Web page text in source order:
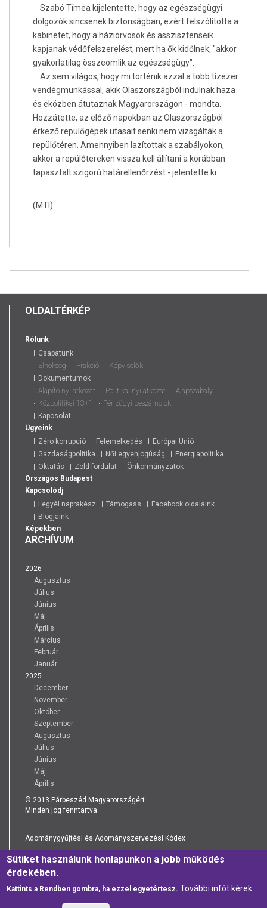
Szabó Tímea kijelentette, hogy az egészségügyi
dolgozók sincsenek biztonságban, ezért felszólította a
kabinetet, hogy a háziorvosok és asszisztenseik
kapjanak védőfelszerelést, mert ha ők kidőlnek, "akkor
gyakorlatilag összeomlik az egészségügy".
Az sem világos, hogy mi történik azzal a több tízezer
vendégmunkással, akik Olaszországból indulnak haza
és eközben átutaznak Magyarországon - mondta.
Hozzátette, az előző napokban az Olaszországból
érkező repülőgépek utasait senki nem vizsgálták a
repülőtéren. Amennyiben lazítottak a szabályokon,
akkor a repülőtereken vissza kell állítani a korábban
tapasztalt szigorú határellenőrzést - jelentette ki.
(MTI)
OLDALTÉRKÉP
Rólunk
Csapatunk
Elnökség
Frakció
Képviselők
Dokumentumok
Alapító nyilatkozat
Politikai nyilatkozat
Alapszabály
Közpolitikai 13+1
Pénzügyi beszámolók
Kapcsolat
Ügyeink
Zéro korrupció
Felemelkedés
Európai Unió
Gazdaságpolitika
Női egyenjogúság
Energiapolitika
Oktatás
Zöld fordulat
Önkormányzatok
Országos Budapest
Kapcsolódj
Legyél naprakész
Támogass
Facebook oldalaink
Blogjaink
Képekben
ARCHÍVUM
2026
Augusztus
Július
Június
Máj
Április
Március
Február
Január
2025
December
November
Október
Szeptember
Augusztus
Július
Június
Máj
Április
© 2013 Párbeszéd Magyarországért
Minden jog fenntartva.
Adománygyűjtési és Adományszervezési Kódex
Sütiket használunk honlapunkon a jobb működés
érdekében.
Kattints a Rendben gombra, ha ezzel egyetértesz. További infót kérek